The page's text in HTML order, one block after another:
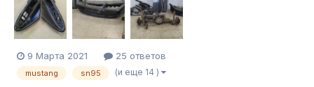
9 Марта 2021 25 ответов
mustang sn95 (и еще 14 )